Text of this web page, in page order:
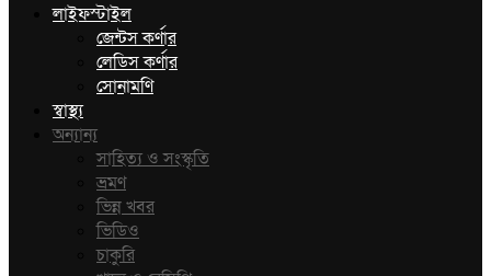
লাইফস্টাইল
জেন্টস কর্ণার
লেডিস কর্ণার
সোনামণি
স্বাস্থ্য
অন্যান্য
সাহিত্য ও সংস্কৃতি
ভ্রমণ
ভিন্ন খবর
ভিডিও
চাকুরি